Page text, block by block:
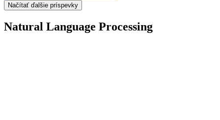
Načítať ďalšie príspevky
Natural Language Processing